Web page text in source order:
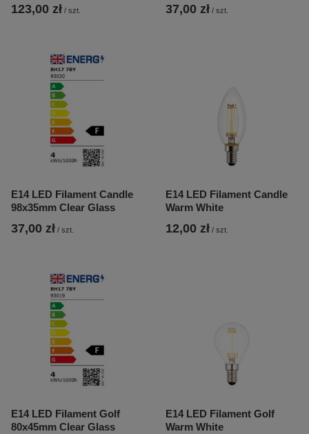
123,00 zł / szt. 37,00 zł / szt.
E14 LED Filament Candle
98x35mm Clear Glass
37,00 zł / szt.
E14 LED Filament Candle
Warm White
12,00 zł / szt.
E14 LED Filament Golf
80x45mm Clear Glass
E14 LED Filament Golf
Warm White